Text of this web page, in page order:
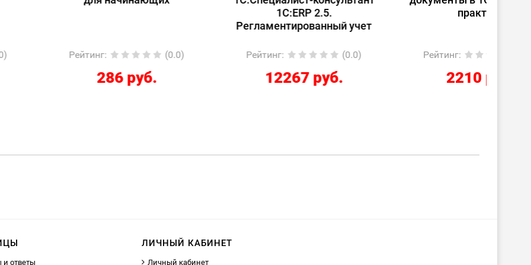
(0.0)
Регламентированный учет
Рейтинг (0.0) Рейтинг (0.0)
и ответы
ЛИЧНЫЙ КАБИНЕТ
Личный кабинет